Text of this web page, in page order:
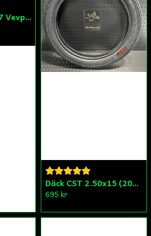
Packbox 20x38x7 Vevparti Derbi (original)
Däck CST 2.50x15 (20x250) Compact/Scoper/Mamba/Flakmoped
695 kr